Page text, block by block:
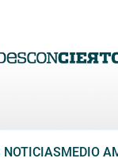
NOTICIASMEDIO